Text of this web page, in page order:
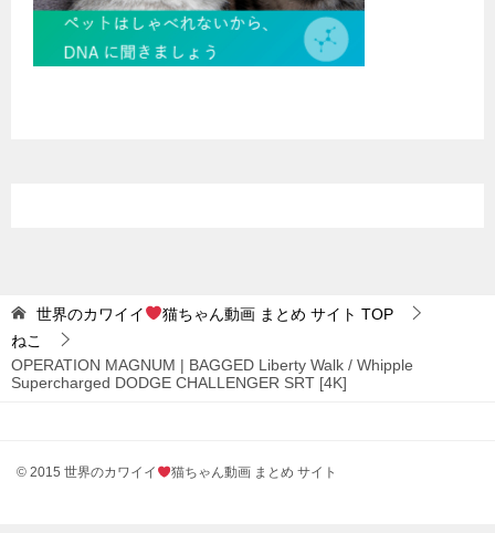
世界のカワイイ 猫ちゃん動画 まとめ サイト TOP
ねこ
OPERATION MAGNUM | BAGGED Liberty Walk / Whipple
Supercharged DODGE CHALLENGER SRT [4K]
© 2015 世界のカワイイ 猫ちゃん動画 まとめ サイト